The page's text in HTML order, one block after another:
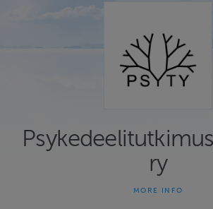
ry
MORE INFO